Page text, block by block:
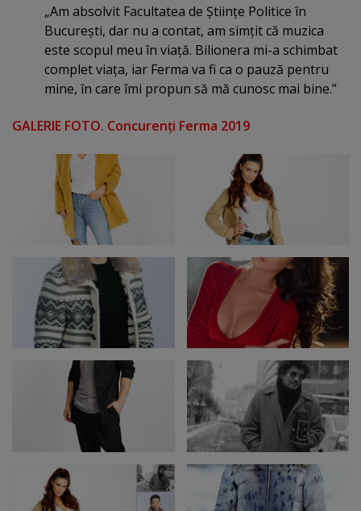
„Am absolvit Facultatea de Ştiinţe Politice în
Bucureşti, dar nu a contat, am simţit că muzica
este scopul meu în viaţă. Bilionera mi-a schimbat
complet viaţa, iar Ferma va fi ca o pauză pentru
mine, în care îmi propun să mă cunosc mai bine.”
GALERIE FOTO. Concurenţi Ferma 2019